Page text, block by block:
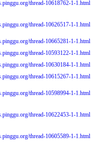
thread-10618762-1-1.html
thread-10626517-1-1.html
thread-10665281-1-1.html
thread-10593122-1-1.html
thread-10630184-1-1.html
thread-10615267-1-1.html
thread-10598994-1-1.html
thread-10622453-1-1.html
thread-10605589-1-1.html